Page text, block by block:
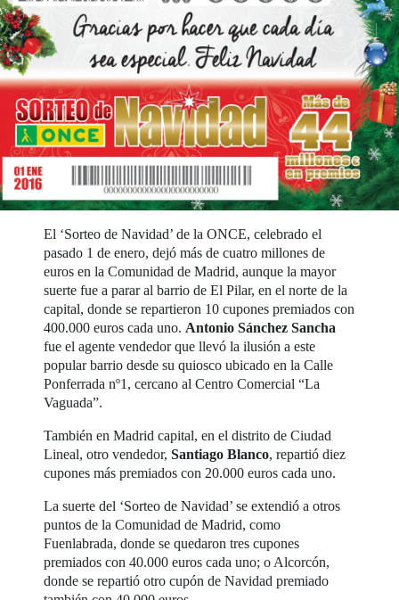
El ‘Sorteo de Navidad’ de la ONCE, celebrado el
pasado 1 de enero, dejó más de cuatro millones de
euros en la Comunidad de Madrid, aunque la mayor
suerte fue a parar al barrio de El Pilar, en el norte de la
capital, donde se repartieron 10 cupones premiados con
400.000 euros cada uno. Antonio Sánchez Sancha
fue el agente vendedor que llevó la ilusión a este
popular barrio desde su quiosco ubicado en la Calle
Ponferrada nº1, cercano al Centro Comercial “La
Vaguada”.
También en Madrid capital, en el distrito de Ciudad
Lineal, otro vendedor,Santiago Blanco, repartió diez
cupones más premiados con 20.000 euros cada uno.
La suerte del ‘Sorteo de Navidad’ se extendió a otros
puntos de la Comunidad de Madrid, como
Fuenlabrada, donde se quedaron tres cupones
premiados con 40.000 euros cada uno; o Alcorcón,
donde se repartió otro cupón de Navidad premiado